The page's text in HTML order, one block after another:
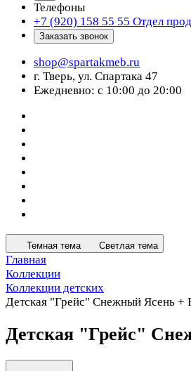
Телефоны
+7 (920) 158 55 55 Отдел
Заказать звонок
shop@spartakmeb.ru
г. Тверь, ул. Спартака 47
Ежедневно: с 10:00 до 20:00
Темная тема Светлая тема
Главная
Коллекции
Коллекции детских
Детская "Грейс" Снежный Ясень +
Детская "Грейс"